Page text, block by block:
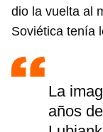
dio la vuelta al
Soviética tenía
La
años